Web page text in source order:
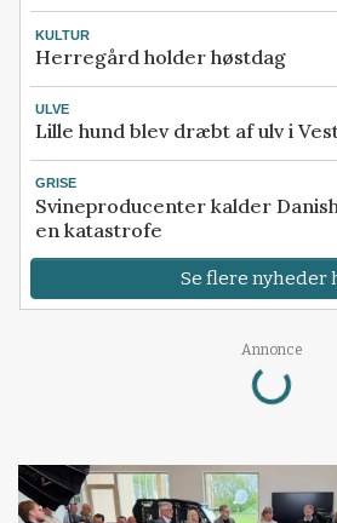
KULTUR
Herregård holder høstdag
ULVE
Lille hund blev dræbt af ulv i
GRISE
Svineproducenter kalder
en katastrofe
Se flere nyheder
Annonce
Loading...